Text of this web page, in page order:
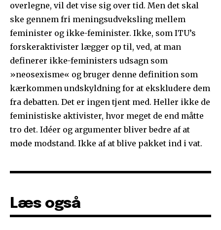
overlegne, vil det vise sig over tid. Men det skal
ske gennem fri meningsudveksling mellem
feminister og ikke-feminister. Ikke, som ITU’s
forskeraktivister lægger op til, ved, at man
definerer ikke-feministers udsagn som
»neosexisme« og bruger denne definition som
kærkommen undskyldning for at ekskludere dem
fra debatten. Det er ingen tjent med. Heller ikke de
feministiske aktivister, hvor meget de end måtte
tro det. Idéer og argumenter bliver bedre af at
møde modstand. Ikke af at blive pakket ind i vat.
Læs også